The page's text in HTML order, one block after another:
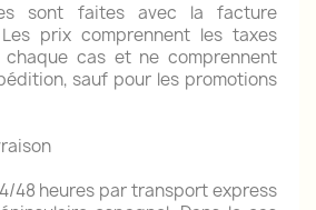
sont faites avec la facture
Les prix comprennent les taxes
chaque cas et ne comprennent
sauf pour les promotions
48 heures par transport express